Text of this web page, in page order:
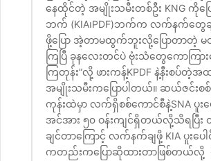
နေထိုင်တဲ့ အမျိုးသမီးတစ်ဦး KNG ကိုပြ
ဘက် (KIA၊PDF)ဘက်က လက်နက်တွေခ
ဖို့ပြော အဲ့တာမထွက်ဘူးလို့ပြောတာ
ကြပြီ ခုနလေးတင်ပဲ ဗုံးသံတွေကောကြ
ကြတုန်း”လို့ ဖားကန့်KPDF နဲ့နီးစပ်တဲ့အထ
အမျိုးသမီးကပြောပါတယ်။ ဆယ်ဇင်းစ
ကုန်းထဲမှာ လက်ရှိစစ်ကောင်စီနဲ့SNA ပူးပ
အင်အား ၅၀ ဝန်းကျင်ရှိတယ်လို့သိရပြီ
ချင်တာကြောင့် လက်နက်ချဖို့ KIA ပူးပေ
ကတည်းကပြောဆိုထားတာဖြစ်တယ်လို့